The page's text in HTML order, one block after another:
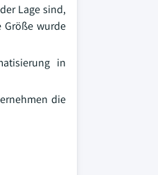
Lage sind,
wurde
in
die